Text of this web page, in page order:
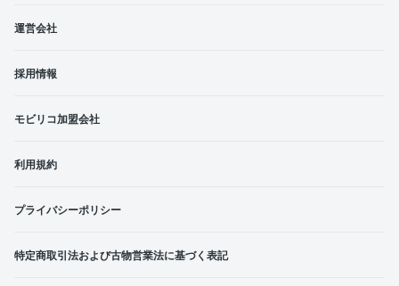
運営会社
採用情報
モビリコ加盟会社
利用規約
プライバシーポリシー
特定商取引法および古物営業法に基づく表記